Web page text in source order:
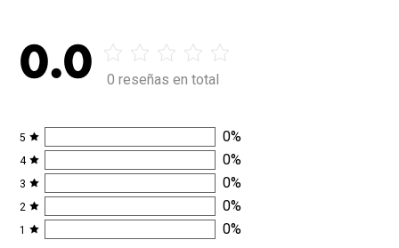
0.0 0 reseñas en total
5 0%
4 0%
3 0%
2 0%
1 0%